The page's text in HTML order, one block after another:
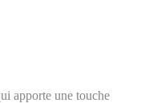
apporte une touche